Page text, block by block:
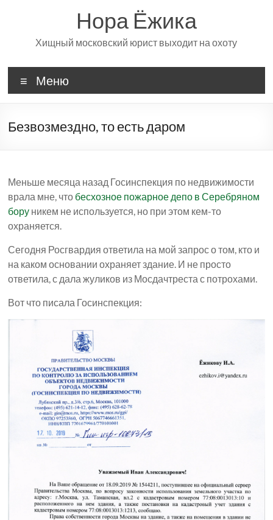
Нора Ёжика
Хищный московский юрист выходит на охоту
Меню
Безвозмездно, то есть даром
Меньше месяца назад Госинспекция по недвижимости
врала мне, что бесхозное пожарное депо в Серебряном
бору никем не используется, но при этом кем-то
охраняется.
Сегодня Росгвардия ответила на мой запрос о том, кто и
на каком основании охраняет здание. И не просто
ответила, с дала жуликов из Мосдачтреста с потрохами.
Вот что писала Госинспекция: